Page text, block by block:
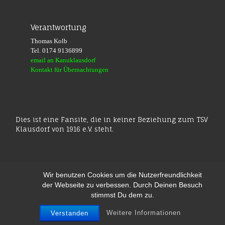
Wir benutzen Cookies um die Nutzerfreundlichkeit
der Webseite zu verbessen. Durch Deinen Besuch
stimmst Du dem zu.
Verstanden Weitere Informationen
Verantwortung
Thomas Kolb
Tel. 0174 9136899
email an Kanuklausdorf
Kontakt für Übernachtungen
Dies ist eine Fansite, die in keiner Beziehung zum TSV
Klausdorf von 1916 e.V. steht.
KanuKlausdorf– Alle Rechte vorbehalten
Präsentiert von – Entworfen mit dem Customizr-Theme